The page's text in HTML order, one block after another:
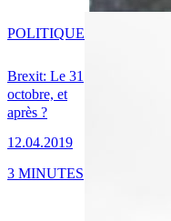
Brexit: Le 31
octobre, et
après ?
12.04.2019
POLITIQUE
3 MINUTES